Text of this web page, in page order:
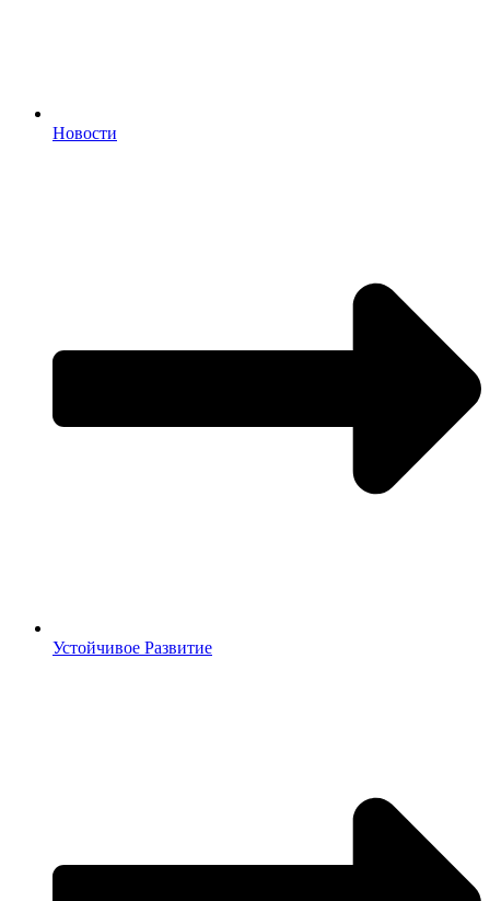
Новости
Устойчивое Развитие